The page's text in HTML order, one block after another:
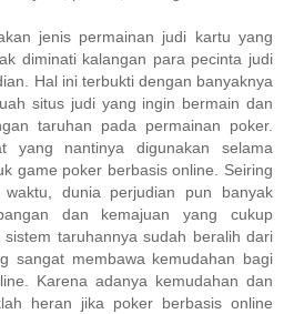
jenis permainan judi kartu yang
diminati kalangan para pecinta judi
Hal ini terbukti dengan banyaknya
situs judi yang ingin bermain dan
taruhan pada permainan poker.
yang nantinya digunakan selama
game poker berbasis online. Seiring
waktu, dunia perjudian pun banyak
dan kemajuan yang cukup
taruhannya sudah beralih dari
sangat membawa kemudahan bagi
Karena adanya kemudahan dan
heran jika poker berbasis online